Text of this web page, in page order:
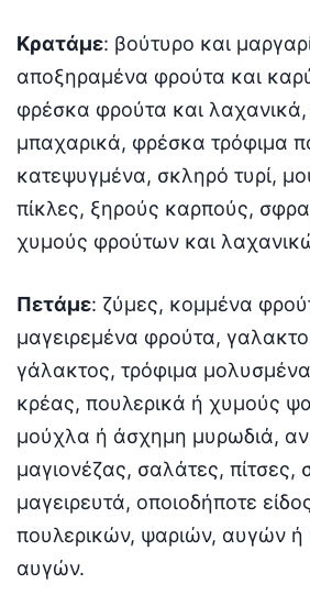
Κρατάμε: βούτυρο και
αποξηραμένα φρούτα και
φρέσκα φρούτα και
μπαχαρικά, φρέσκα τρόφιμα
κατεψυγμένα, σκληρό τυρί,
πίκλες, ξηρούς καρπούς,
χυμούς φρούτων και
Πετάμε: ζύμες, κομμένα
μαγειρεμένα φρούτα,
γάλακτος, τρόφιμα
κρέας, πουλερικά ή χυμούς
μούχλα ή άσχημη μυρωδιά,
μαγιονέζας, σαλάτες, πίτσες,
μαγειρευτά, οποιοδήποτε
πουλερικών, ψαριών, αυγών
αυγών.